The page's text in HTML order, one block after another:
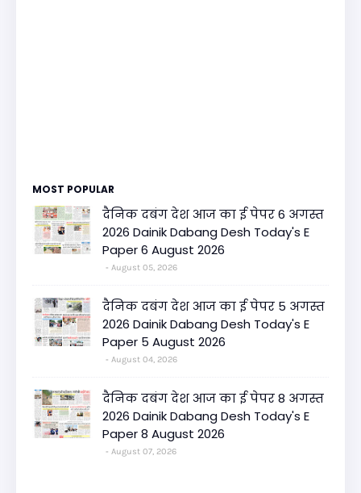
MOST POPULAR
दैनिक दबंग देश आज का ई पेपर 6 अगस्त
2026 Dainik Dabang Desh Today's E
Paper 6 August 2026
August 05, 2026
दैनिक दबंग देश आज का ई पेपर 5 अगस्त
2026 Dainik Dabang Desh Today's E
Paper 5 August 2026
August 04, 2026
दैनिक दबंग देश आज का ई पेपर 8 अगस्त
2026 Dainik Dabang Desh Today's E
Paper 8 August 2026
August 07, 2026